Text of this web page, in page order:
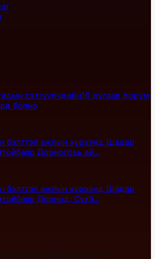
сэтгүүлчдийн16 дугаар форум
болно
бэлтгэл ажлын хүрээнд Шадар
Дорноговь ай...
бэлтгэл ажлын хүрээнд Шадар
Дорнод, Сүхб...